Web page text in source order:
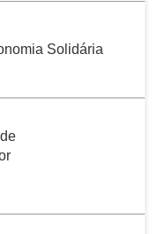
Solidária